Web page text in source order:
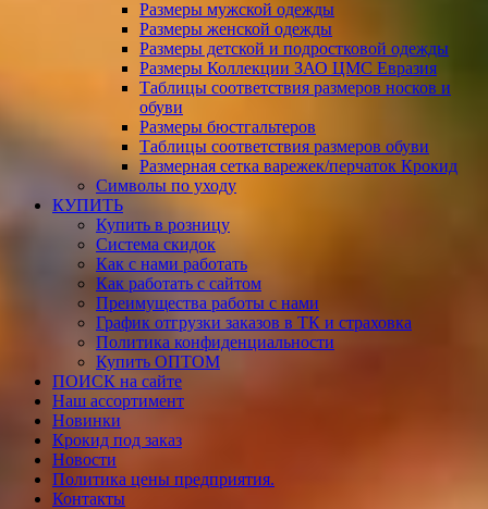
Размеры мужской одежды
Размеры женской одежды
Размеры детской и подростковой одежды
Размеры Коллекции ЗАО ЦМС Евразия
Таблицы соответствия размеров носков и
обуви
Размеры бюстгальтеров
Таблицы соответствия размеров обуви
Размерная сетка варежек/перчаток Крокид
Символы по уходу
КУПИТЬ
Купить в розницу
Система скидок
Как с нами работать
Как работать с сайтом
Преимущества работы с нами
График отгрузки заказов в ТК и страховка
Политика конфиденциальности
Купить ОПТОМ
ПОИСК на сайте
Наш ассортимент
Новинки
Крокид под заказ
Новости
Политика цены предприятия.
Контакты